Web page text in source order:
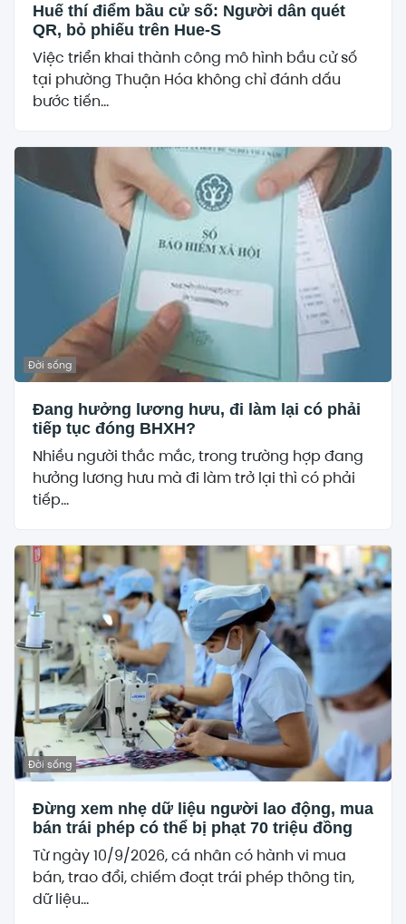
Huế thí điểm bầu cử số: Người dân quét
QR, bỏ phiếu trên Hue-S
Việc triển khai thành công mô hình bầu cử số
tại phường Thuận Hóa không chỉ đánh dấu
bước tiến...
Đời sống
Đang hưởng lương hưu, đi làm lại có phải
tiếp tục đóng BHXH?
Nhiều người thắc mắc, trong trường hợp đang
hưởng lương hưu mà đi làm trở lại thì có phải
tiếp...
Đời sống
Đừng xem nhẹ dữ liệu người lao động, mua
bán trái phép có thể bị phạt 70 triệu đồng
Từ ngày 10/9/2026, cá nhân có hành vi mua
bán, trao đổi, chiếm đoạt trái phép thông tin,
dữ liệu...